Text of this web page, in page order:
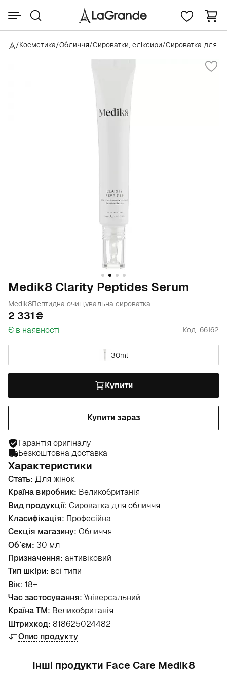
/Косметика/Обличчя/Сироватки, еліксири/Сироватка для
Medik8 Clarity Peptides Serum
Medik8Пептидна очищувальна сироватка
2 331
Є в наявності Код: 66162
30ml
Купити
Купити зараз
Гарантія оригіналу
Безкоштовна доставка
Характеристики
Стать: Для жінок
Країна виробник: Великобританія
Вид продукції: Сироватка для обличчя
Класифікація: Професійна
Секція магазину: Обличчя
Об`єм: 30 мл
Призначення: антивіковий
Тип шкіри: всі типи
Вік: 18+
Час застосування: Універсальний
Країна ТМ: Великобританія
Штрихкод: 818625024482
Опис продукту
Інші продукти Face Care Medik8